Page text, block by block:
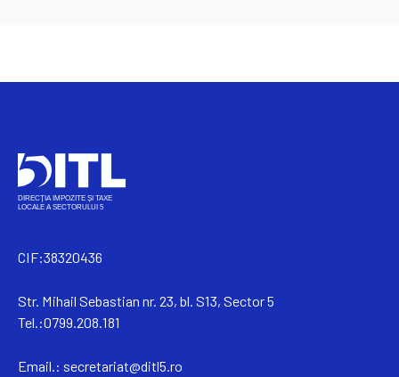
CIF:38320436
Str. Mihail Sebastian nr. 23, bl. S13, Sector 5
Tel.:0799.208.181
Email.: secretariat@ditl5.ro